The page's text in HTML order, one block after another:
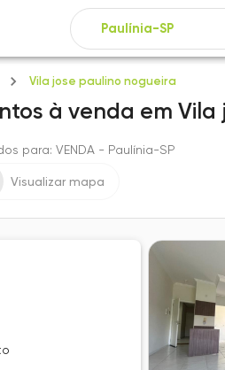
Vila jose paulino nogueira
à venda em Vila
para: VENDA - Paulínia-SP
Visualizar mapa